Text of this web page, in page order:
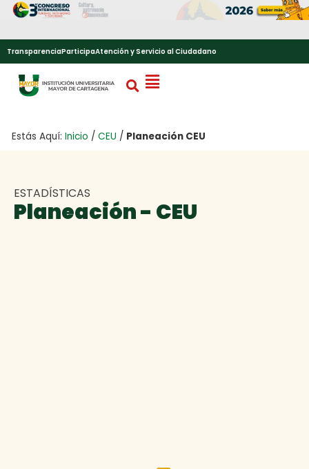
TransparenciaParticipaAtención y Servicio al Ciudadano
Estás Aquí: Inicio / CEU / Planeación CEU
ESTADÍSTICAS
Planeación - CEU